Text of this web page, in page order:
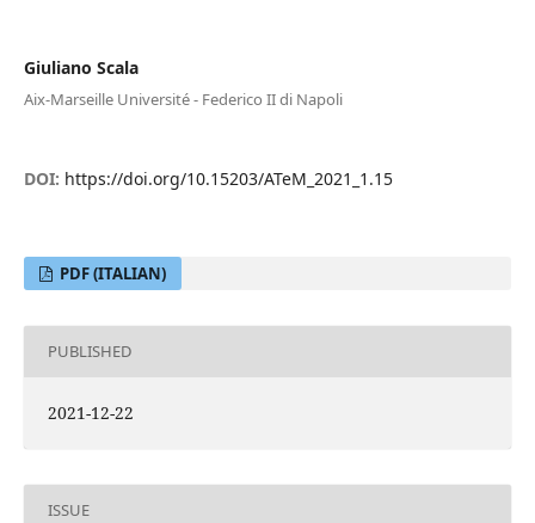
Giuliano Scala
Aix-Marseille Université - Federico II di Napoli
DOI: https://doi.org/10.15203/ATeM_2021_1.15
PDF (ITALIAN)
PUBLISHED
2021-12-22
ISSUE